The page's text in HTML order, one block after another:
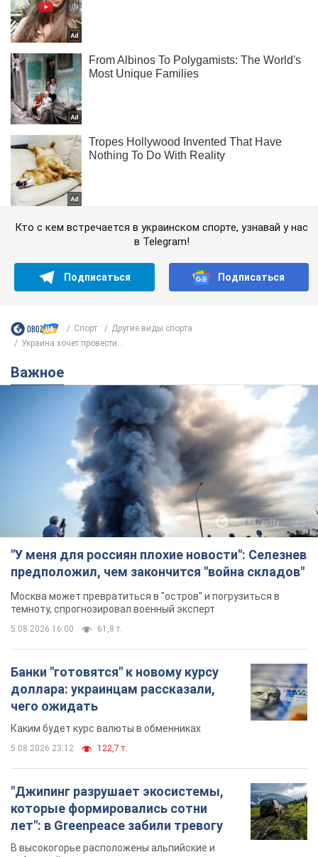
Кто с кем встречается в украинском спорте, узнавай у нас
в Telegram!
Подписаться Подписаться
Спорт
Другие виды спорта
Украина хочет провести...
Важное
"У меня для россиян плохие новости": Селезнев
предположил, чем закончится "война складов"
Москва может превратиться в "остров" и погрузиться в
темноту, спрогнозировал военный эксперт
5.08.2026 16:00 61,8 т.
Банки "готовятся" к новому курсу
доллара: украинцам рассказали,
чего ожидать
Каким будет курс валюты в обменниках
5.08.2026 23:12 122,7 т.
"Джипинг разрушает экосистемы,
которые формировались сотни
лет": в Greenpeace забили тревогу
В высокогорье расположены альпийские и